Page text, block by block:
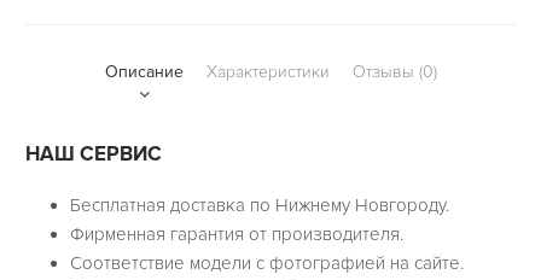
Описание Характеристики Отзывы (0)
НАШ СЕРВИС
Бесплатная доставка по Нижнему Новгороду.
Фирменная гарантия от производителя.
Соответствие модели с фотографией на сайте.